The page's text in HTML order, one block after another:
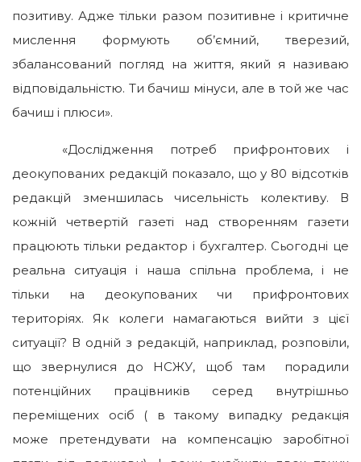
позитиву. Адже тільки разом позитивне і критичне
мислення формують об’ємний, тверезий,
збалансований погляд на життя, який я називаю
відповідальністю. Ти бачиш мінуси, але в той же час
бачиш і плюси».
«Дослідження потреб прифронтових і
деокупованих редакцій показало, що у 80 відсотків
редакцій зменшилась чисельність колективу. В
кожній четвертій газеті над створенням газети
працюють тільки редактор і бухгалтер. Сьогодні це
реальна ситуація і наша спільна проблема, і не
тільки на деокупованих чи прифронтових
територіях. Як колеги намагаються вийти з цієї
ситуації? В одній з редакцій, наприклад, розповіли,
що звернулися до НСЖУ, щоб там порадили
потенційних працівників серед внутрішньо
переміщених осіб ( в такому випадку редакція
може претендувати на компенсацію заробітної